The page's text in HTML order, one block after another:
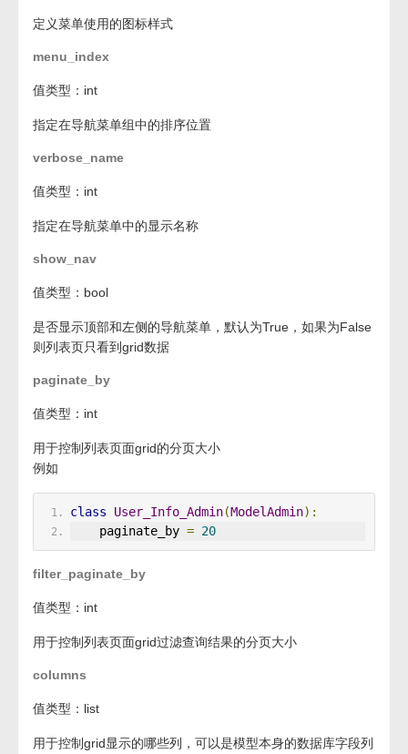
定义菜单使用的图标样式
menu_index
值类型：int
指定在导航菜单组中的排序位置
verbose_name
值类型：int
指定在导航菜单中的显示名称
show_nav
值类型：bool
是否显示顶部和左侧的导航菜单，默认为True，如果为False
则列表页只看到grid数据
paginate_by
值类型：int
用于控制列表页面grid的分页大小
例如
class User_Info_Admin(ModelAdmin):
    paginate_by
= 20
filter_paginate_by
值类型：int
用于控制列表页面grid过滤查询结果的分页大小
columns
值类型：list
用于控制grid显示的哪些列，可以是模型本身的数据库字段列